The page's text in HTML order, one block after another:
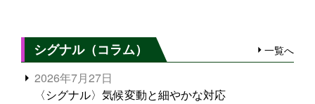
シグナル（コラム） 一覧へ
2026年7月27日
〈シグナル〉気候変動と細やかな対応